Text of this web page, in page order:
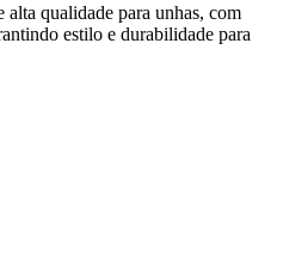
qualidade para unhas, com
estilo e durabilidade para